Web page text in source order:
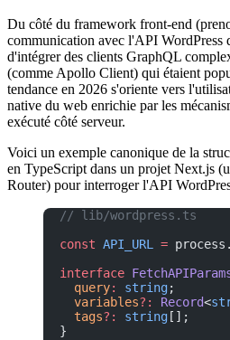
Du côté du framework front-end
communication avec l'API WordPress
d'intégrer des clients GraphQL
(comme Apollo Client) qui étaient
tendance en 2026 s'oriente vers
native du web enrichie par les
exécuté côté serveur.
Voici un exemple canonique de la
en TypeScript dans un projet Next.js
Router) pour interroger l'API
// lib/wordpress.ts
const API_URL =
interface
  query
: string;
  variables
?: Record<
  tags
?: string [];
}